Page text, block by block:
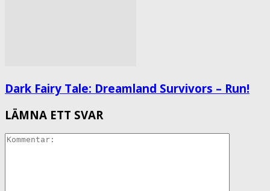
Dark Fairy Tale: Dreamland Survivors – Run!
LÄMNA ETT SVAR